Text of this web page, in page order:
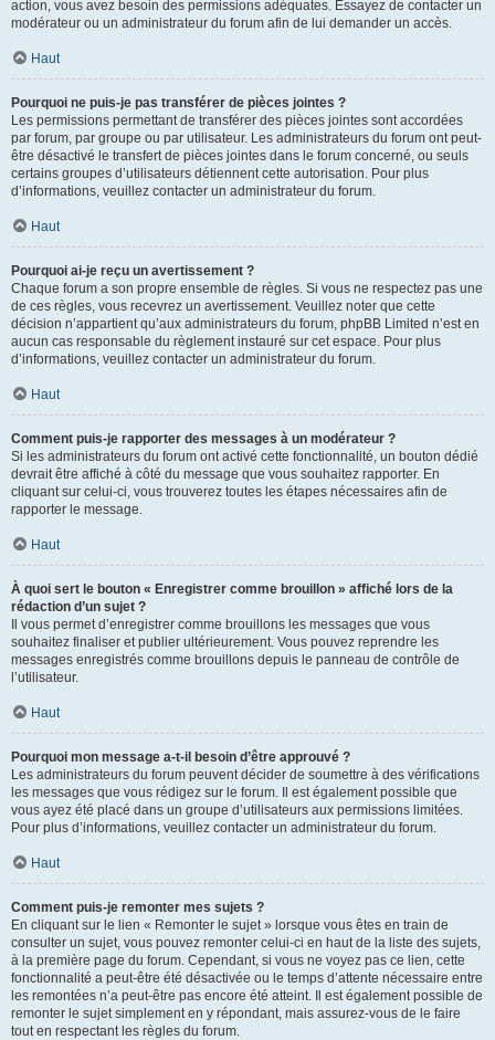
action, vous avez besoin des permissions adéquates. Essayez de contacter un
modérateur ou un administrateur du forum afin de lui demander un accès.
Haut
Pourquoi ne puis-je pas transférer de pièces jointes ?
Les permissions permettant de transférer des pièces jointes sont accordées
par forum, par groupe ou par utilisateur. Les administrateurs du forum ont peut-
être désactivé le transfert de pièces jointes dans le forum concerné, ou seuls
certains groupes d’utilisateurs détiennent cette autorisation. Pour plus
d’informations, veuillez contacter un administrateur du forum.
Haut
Pourquoi ai-je reçu un avertissement ?
Chaque forum a son propre ensemble de règles. Si vous ne respectez pas une
de ces règles, vous recevrez un avertissement. Veuillez noter que cette
décision n’appartient qu’aux administrateurs du forum, phpBB Limited n’est en
aucun cas responsable du règlement instauré sur cet espace. Pour plus
d’informations, veuillez contacter un administrateur du forum.
Haut
Comment puis-je rapporter des messages à un modérateur ?
Si les administrateurs du forum ont activé cette fonctionnalité, un bouton dédié
devrait être affiché à côté du message que vous souhaitez rapporter. En
cliquant sur celui-ci, vous trouverez toutes les étapes nécessaires afin de
rapporter le message.
Haut
À quoi sert le bouton « Enregistrer comme brouillon » affiché lors de la
rédaction d’un sujet ?
Il vous permet d’enregistrer comme brouillons les messages que vous
souhaitez finaliser et publier ultérieurement. Vous pouvez reprendre les
messages enregistrés comme brouillons depuis le panneau de contrôle de
l’utilisateur.
Haut
Pourquoi mon message a-t-il besoin d’être approuvé ?
Les administrateurs du forum peuvent décider de soumettre à des vérifications
les messages que vous rédigez sur le forum. Il est également possible que
vous ayez été placé dans un groupe d’utilisateurs aux permissions limitées.
Pour plus d’informations, veuillez contacter un administrateur du forum.
Haut
Comment puis-je remonter mes sujets ?
En cliquant sur le lien « Remonter le sujet » lorsque vous êtes en train de
consulter un sujet, vous pouvez remonter celui-ci en haut de la liste des sujets,
à la première page du forum. Cependant, si vous ne voyez pas ce lien, cette
fonctionnalité a peut-être été désactivée ou le temps d’attente nécessaire entre
les remontées n’a peut-être pas encore été atteint. Il est également possible de
remonter le sujet simplement en y répondant, mais assurez-vous de le faire
tout en respectant les règles du forum.